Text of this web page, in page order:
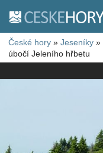
České hory » Jeseníky »
úbočí Jeleního hřbetu